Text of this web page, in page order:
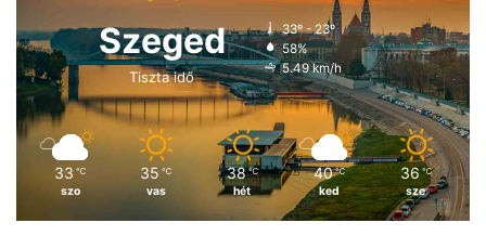
Szeged
Tiszta idő
33º - 23º
58%
5.49 km/h
33 ℃
szo
35 ℃
vas
38 ℃
hét
40 ℃
ked
36 ℃
sze